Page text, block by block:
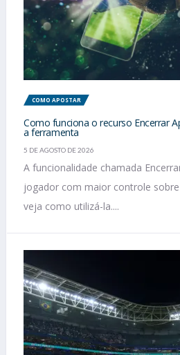
COMO APOSTAR
Como funciona o recurso Encerrar
a ferramenta
5 DE AGOSTO DE 2026
A funcionalidade chamada
jogador com maior controle
veja como utilizá-la....